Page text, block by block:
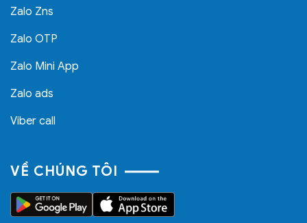
Zalo Zns
Zalo OTP
Zalo Mini App
Zalo ads
Viber call
VỀ CHÚNG TÔI